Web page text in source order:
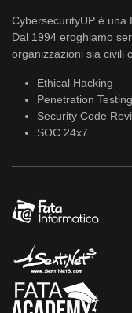
CybersecurityUP è una
Dal 1994 eroghiamo
organizzazioni sia civili
Ethical Hacking
Penetration Testing
Security Code
SOC 24x7